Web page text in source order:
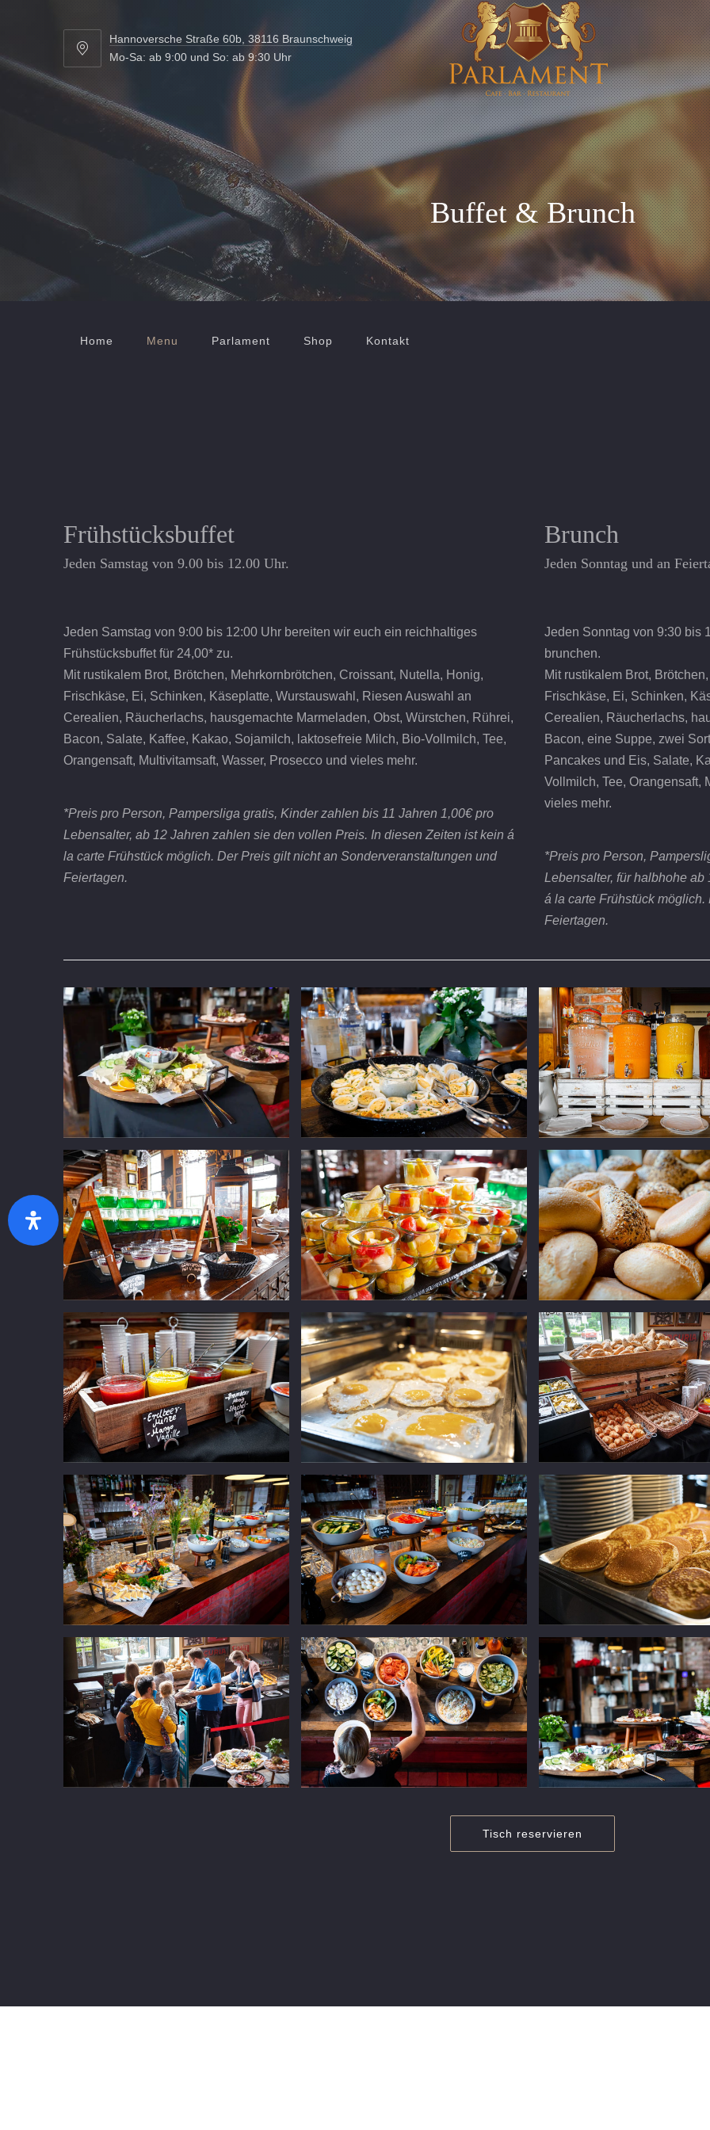
Hannoversche
60b,
38116
Braunschweig
Hannoversche Straße 60b, 38116 Braunschweig
Mo-Sa: ab 9:00 und So: ab 9:30 Uhr
Buffet & Brunch
Home Menu Parlament Shop Kontakt
Frühstücksbuffet
Jeden Samstag von 9.00 bis 12.00 Uhr.
Jeden Samstag von 9:00 bis 12:00 Uhr bereiten wir euch ein reichhaltiges
Frühstücksbuffet für 24,00* zu.
Mit rustikalem Brot, Brötchen, Mehrkornbrötchen, Croissant, Nutella, Honig,
Frischkäse, Ei, Schinken, Käseplatte, Wurstauswahl, Riesen Auswahl an
Cerealien, Räucherlachs, hausgemachte Marmeladen, Obst, Würstchen, Rührei,
Bacon, Salate, Kaffee, Kakao, Sojamilch, laktosefreie Milch, Bio-Vollmilch, Tee,
Orangensaft, Multivitamsaft, Wasser, Prosecco und vieles mehr.
*Preis pro Person, Pampersliga gratis, Kinder zahlen bis 11 Jahren 1,00€ pro
Lebensalter, ab 12 Jahren zahlen sie den vollen Preis. In diesen Zeiten ist kein á
la carte Frühstück möglich. Der Preis gilt nicht an Sonderveranstaltungen und
Feiertagen.
Brunch
Jeden Sonntag und an
Jeden Sonntag von 9:30 bis
brunchen.
Mit rustikalem Brot,
Frischkäse, Ei, Schinken,
Cerealien, Räucherlachs,
Bacon, eine Suppe, zwei
Pancakes und Eis, Salate,
Vollmilch, Tee, Orangensaft,
vieles mehr.
*Preis pro Person,
Lebensalter, für halbhohe
á la carte Frühstück
Feiertagen.
Tisch reservieren
Zurück